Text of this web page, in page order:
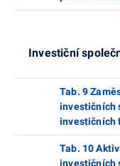
Investiční
Tab. 9
investičních
investičních
Tab. 10
investičních